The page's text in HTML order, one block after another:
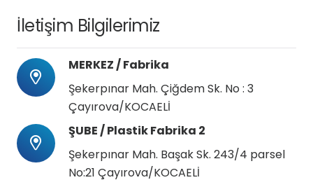
İletişim Bilgilerimiz
MERKEZ / Fabrika
Şekerpınar Mah. Çiğdem Sk. No : 3
Çayırova/KOCAELİ
ŞUBE / Plastik Fabrika 2
Şekerpınar Mah. Başak Sk. 243/4 parsel
No:21 Çayırova/KOCAELİ